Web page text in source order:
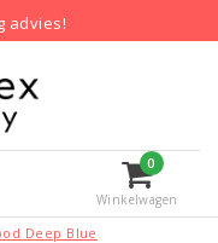
advies!
0
Winkelwagen
Deep Blue